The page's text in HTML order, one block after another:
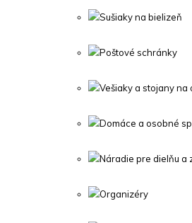
Sušiaky na bielizeň
Poštové schránky
Vešiaky a stojany na
Domáce a osobné
Náradie pre dielňu a
Organizéry